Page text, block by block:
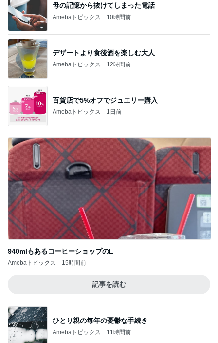
母の記憶から抜けてしまった電話
Amebaトピックス 10時間前
デザートより食後酒を楽しむ大人
Amebaトピックス 12時間前
百貨店で5%オフでジュエリー購入
Amebaトピックス 1日前
940mlもあるコーヒーショップのL
Amebaトピックス 15時間前
記事を読む
ひとり親の毎年の憂鬱な手続き
Amebaトピックス 11時間前